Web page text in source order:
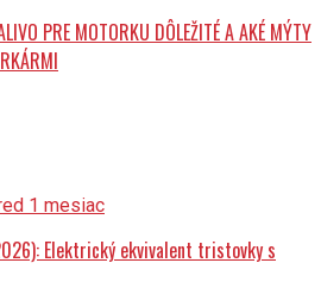
PRE MOTORKU DÔLEŽITÉ A AKÉ MÝTY
1 mesiac
Elektrický ekvivalent tristovky s